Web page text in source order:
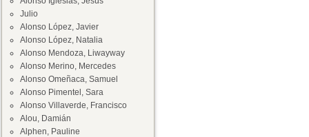
Julio
Alonso López, Javier
Alonso López, Natalia
Alonso Mendoza, Liwayway
Alonso Merino, Mercedes
Alonso Omeñaca, Samuel
Alonso Pimentel, Sara
Alonso Villaverde, Francisco
Alou, Damián
Alphen, Pauline